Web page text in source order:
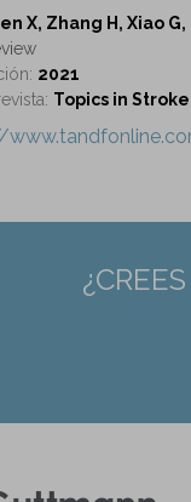
X, Zhang H, Xiao G,
2021
Topics in